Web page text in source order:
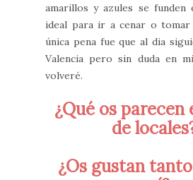
amarillos y azules se funden
ideal para ir a cenar o tomar
única pena fue que al dia
Valencia pero sin duda en
volveré.
¿Qué os
de
¿Os gustan